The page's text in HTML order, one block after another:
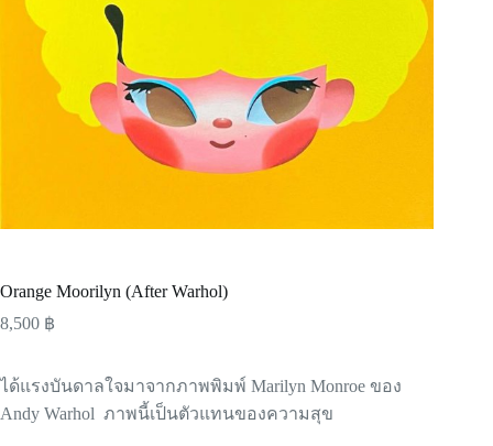
Orange Moorilyn (After Warhol)
8,500 ฿
ได้แรงบันดาลใจมาจากภาพพิมพ์ Marilyn Monroe ของ
Andy Warhol ภาพนี้เป็นตัวแทนของความสุข